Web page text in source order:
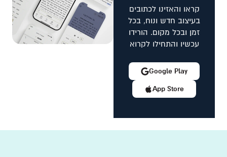
קראו והאזינו לכתובים
בעיצוב חדש ונוח, בכל
זמן ובכל מקום. הורידו
עכשיו והתחילו לקרוא
App Store
Google Play